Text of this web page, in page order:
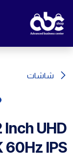
شاشات
UHD
60Hz IPS